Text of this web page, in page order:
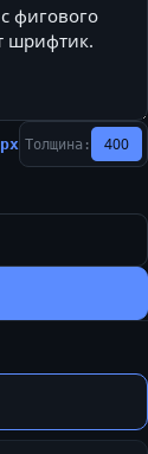
px Толщина: 400